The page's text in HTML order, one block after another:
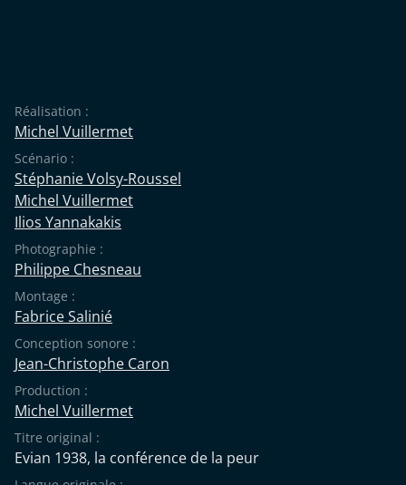
Réalisation :
Michel Vuillermet
Scénario :
Stéphanie Volsy-Roussel
Michel Vuillermet
Ilios Yannakakis
Photographie :
Philippe Chesneau
Montage :
Fabrice Salinié
Conception sonore :
Jean-Christophe Caron
Production :
Michel Vuillermet
Titre original :
Evian 1938, la conférence de la peur